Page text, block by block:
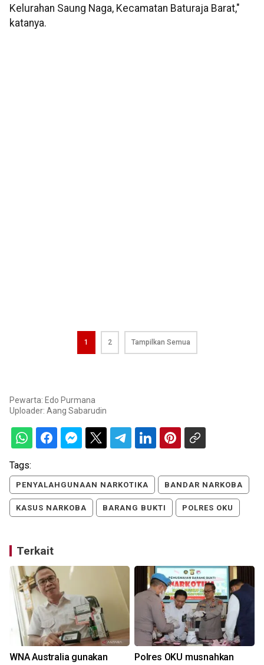
Kelurahan Saung Naga, Kecamatan Baturaja Barat,"
katanya.
1 2 Tampilkan Semua
Pewarta: Edo Purmana
Uploader: Aang Sabarudin
Tags:
PENYALAHGUNAAN NARKOTIKA BANDAR NARKOBA
KASUS NARKOBA BARANG BUKTI POLRES OKU
Terkait
WNA Australia gunakan
Polres OKU musnahkan